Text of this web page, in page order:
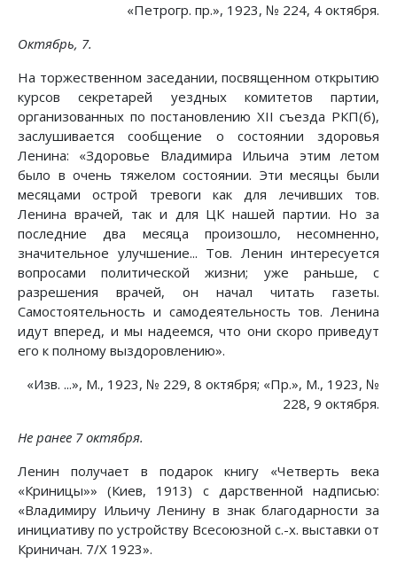
«Петрогр. пр.», 1923, № 224, 4 октября.
Октябрь, 7.
На торжественном заседании, посвященном открытию
курсов секретарей уездных комитетов партии,
организованных по постановлению XII съезда РКП(б),
заслушивается сообщение о состоянии здоровья
Ленина: «Здоровье Владимира Ильича этим летом
было в очень тяжелом состоянии. Эти месяцы были
месяцами острой тревоги как для лечивших тов.
Ленина врачей, так и для ЦК нашей партии. Но за
последние два месяца произошло, несомненно,
значительное улучшение... Тов. Ленин интересуется
вопросами политической жизни; уже раньше, с
разрешения врачей, он начал читать газеты.
Самостоятельность и самодеятельность тов. Ленина
идут вперед, и мы надеемся, что они скоро приведут
его к полному выздоровлению».
«Изв. ...», М., 1923, № 229, 8 октября; «Пр.», М., 1923, №
228, 9 октября.
Не ранее 7 октября.
Ленин получает в подарок книгу «Четверть века
«Криницы»» (Киев, 1913) с дарственной надписью:
«Владимиру Ильичу Ленину в знак благодарности за
инициативу по устройству Всесоюзной с.-х. выставки от
Криничан. 7/Х 1923».